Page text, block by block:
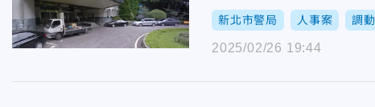
新北市警局 人事案 調動
2025/02/26 19:44